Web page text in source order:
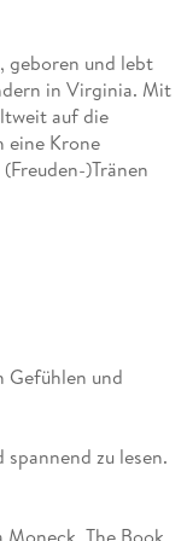
geboren und lebt
in Virginia. Mit
auf die
eine Krone
)Tränen
Gefühlen und
zu lesen.